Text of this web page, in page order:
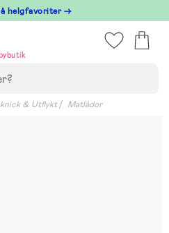
helgfavoriter →
& Utflykt Matlådor